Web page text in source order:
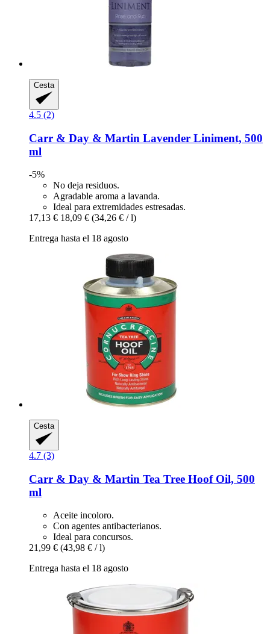
Cesta
4.5 (2)
Carr & Day & Martin Lavender Liniment, 500
ml
-5%
No deja residuos.
Agradable aroma a lavanda.
Ideal para extremidades estresadas.
17,13 € 18,09 € (34,26 € / l)
Entrega hasta el 18 agosto
Cesta
4.7 (3)
Carr & Day & Martin Tea Tree Hoof Oil, 500
ml
Aceite incoloro.
Con agentes antibacterianos.
Ideal para concursos.
21,99 € (43,98 € / l)
Entrega hasta el 18 agosto